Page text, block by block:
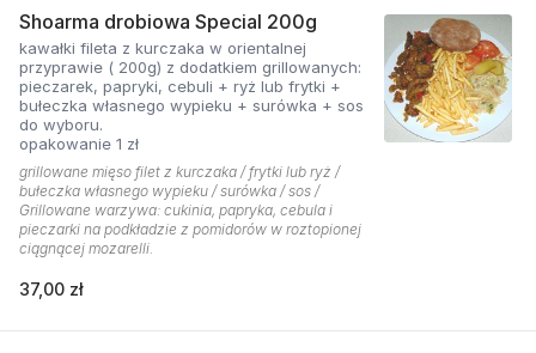
Shoarma drobiowa Special 200g
kawałki fileta z kurczaka w orientalnej
przyprawie ( 200g) z dodatkiem grillowanych:
pieczarek, papryki, cebuli + ryż lub frytki +
bułeczka własnego wypieku + surówka + sos
do wyboru.
opakowanie 1 zł
grillowane mięso filet z kurczaka / frytki lub ryż /
bułeczka własnego wypieku / surówka / sos /
Grillowane warzywa: cukinia, papryka, cebula i
pieczarki na podkładzie z pomidorów w roztopionej
ciągnącej mozarelli.
37,00 zł